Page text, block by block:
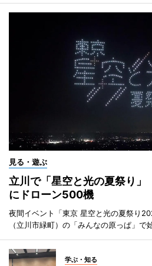
見る・遊ぶ
立川で「星空と光の夏祭り
にドローン500機
夜間イベント「東京 星空と光の夏祭り
（立川市緑町）の「みんなの原っぱ」で
学ぶ・知る